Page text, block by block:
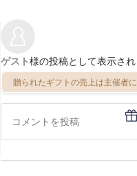
ゲスト様の投稿として表示され
贈られたギフトの売上は主催者